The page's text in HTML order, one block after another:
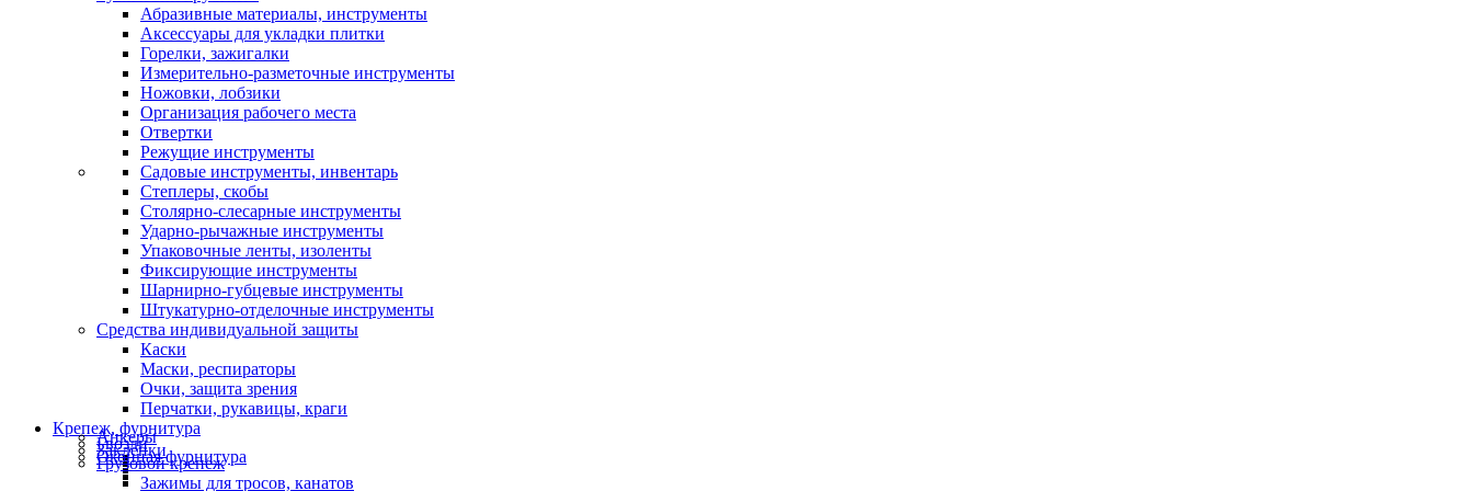
Абразивные материалы, инструменты
Аксессуары для укладки плитки
Горелки, зажигалки
Измерительно-разметочные инструменты
Ножовки, лобзики
Организация рабочего места
Отвертки
Режущие инструменты
Садовые инструменты, инвентарь
Степлеры, скобы
Столярно-слесарные инструменты
Ударно-рычажные инструменты
Упаковочные ленты, изоленты
Фиксирующие инструменты
Шарнирно-губцевые инструменты
Штукатурно-отделочные инструменты
Средства индивидуальной защиты
Каски
Маски, респираторы
Очки, защита зрения
Перчатки, рукавицы, краги
Крепеж, фурнитура
Анкеры
Гвозди
Заклепки
Оконная фурнитура
Грузовой крепеж
Зажимы для тросов, канатов